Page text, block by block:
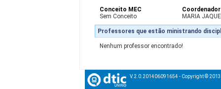
Conceito MEC
Sem Conceito
Coordenador
MARIA
Professores que estão ministrando
Nenhum professor encontrado!
V.2.0.201406091654 - Copyright ©